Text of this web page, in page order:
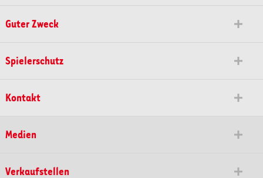
Guter Zweck
Spielerschutz
Kontakt
Medien
Verkaufstellen